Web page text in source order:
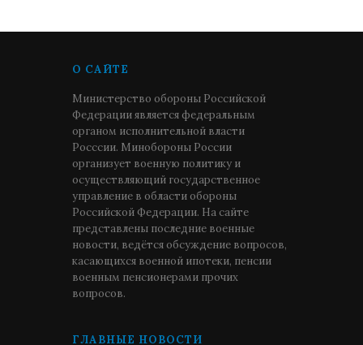
О САЙТЕ
Министерство обороны Российской
Федерации является федеральным
органом исполнительной власти
Росссии. Минобороны России
организует военную политику и
осуществляющий государственное
управление в области обороны
Российской Федерации. На сайте
представлены последние военные
новости, ведётся обсуждение вопросов,
касающихся военной ипотеки, пенсии
военным пенсионерами прочих
вопросов.
ГЛАВНЫЕ НОВОСТИ